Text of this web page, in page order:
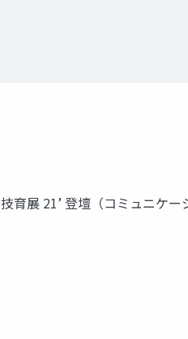
育展 21’ 登壇（コミュニケ